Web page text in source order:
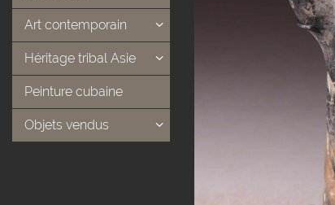
Art contemporain
Héritage tribal Asie
Peinture cubaine
Objets vendus